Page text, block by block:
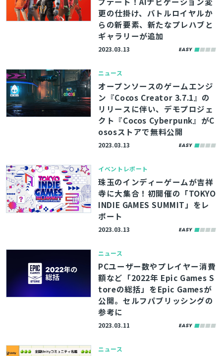
更の仕掛け、バトルロイヤルか
らの新要素、新たなプレハブと
ギャラリーが追加
2023.03.13
ニュース
オープンソースのゲームエンジ
ン『Cocos Creator 3.7.1』の
リリースに伴い、デモプロジェ
クト『Cocos Cyberpunk』がC
ososストアで無料公開
2023.03.13
イベントレポート
珠玉のインディーゲームが吉祥
寺に大集合！初開催の「TOKYO
INDIE GAMES SUMMIT」をレ
ポート
2023.03.13
ニュース
PCユーザー数やプレイヤー消費
額など「2022年 Epic Games S
toreの総括」をEpic Gamesが
公開。セルフパブリッシングの
参考に
2023.03.11
ニュース